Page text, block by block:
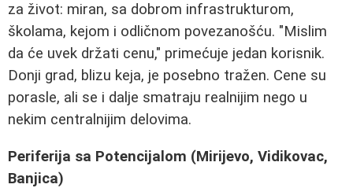
za život: miran, sa dobrom infrastrukturom,
školama, kejom i odličnom povezanošću. "Mislim
da će uvek držati cenu," primećuje jedan korisnik.
Donji grad, blizu keja, je posebno tražen. Cene su
porasle, ali se i dalje smatraju realnijim nego u
nekim centralnijim delovima.
Periferija sa Potencijalom (Mirijevo, Vidikovac,
Banjica)